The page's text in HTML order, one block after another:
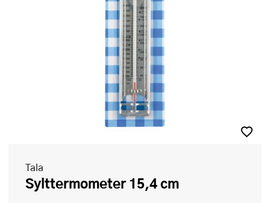
Tala
Sylttermometer 15,4 cm